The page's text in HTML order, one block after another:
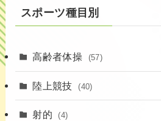
スポーツ種目別
高齢者体操 (57)
陸上競技 (40)
射的 (4)